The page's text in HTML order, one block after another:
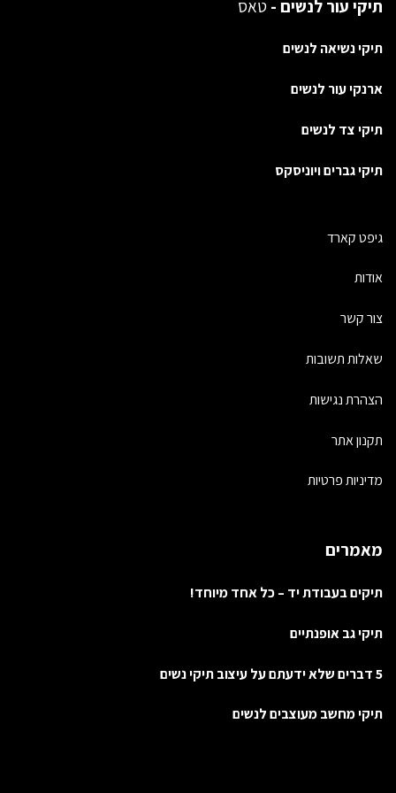
תיקי עור לנשים -טאס
תיקי נשיאה לנשים
ארנקי עור לנשים
תיקי צד לנשים
תיקי גברים ויוניסקס
גיפט קארד
אודות
צור קשר
שאלות תשובות
הצהרת נגישות
תקנון אתר
מדיניות פרטיות
מאמרים
תיקים בעבודת יד – כל אחד מיוחד!
תיקי גב אופנתיים
5 דברים שלא ידעתם על עיצוב תיקי נשים
תיקי מחשב מעוצבים לנשים